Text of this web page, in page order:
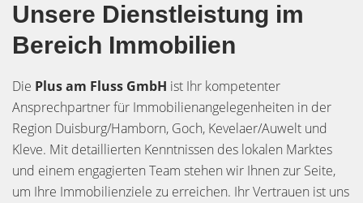
Unsere Dienstleistung im
Bereich Immobilien
Die Plus am Fluss GmbH ist Ihr kompetenter
Ansprechpartner für Immobilienangelegenheiten in der
Region Duisburg/Hamborn, Goch, Kevelaer/Auwelt und
Kleve. Mit detaillierten Kenntnissen des lokalen Marktes
und einem engagierten Team stehen wir Ihnen zur Seite,
um Ihre Immobilienziele zu erreichen. Ihr Vertrauen ist uns